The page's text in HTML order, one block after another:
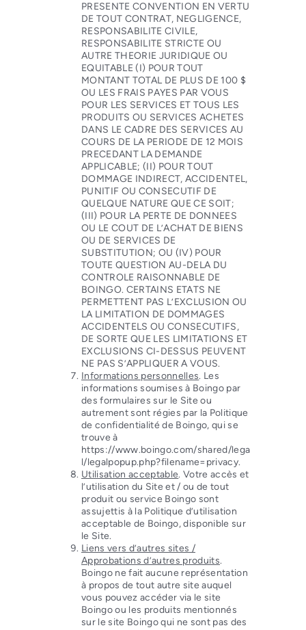
PRESENTE CONVENTION EN VERTU
DE TOUT CONTRAT, NEGLIGENCE,
RESPONSABILITE CIVILE,
RESPONSABILITE STRICTE OU
AUTRE THEORIE JURIDIQUE OU
EQUITABLE (I) POUR TOUT
MONTANT TOTAL DE PLUS DE 100 $
OU LES FRAIS PAYES PAR VOUS
POUR LES SERVICES ET TOUS LES
PRODUITS OU SERVICES ACHETES
DANS LE CADRE DES SERVICES AU
COURS DE LA PERIODE DE 12 MOIS
PRECEDANT LA DEMANDE
APPLICABLE; (II) POUR TOUT
DOMMAGE INDIRECT, ACCIDENTEL,
PUNITIF OU CONSECUTIF DE
QUELQUE NATURE QUE CE SOIT;
(III) POUR LA PERTE DE DONNEES
OU LE COUT DE L’ACHAT DE BIENS
OU DE SERVICES DE
SUBSTITUTION; OU (IV) POUR
TOUTE QUESTION AU-DELA DU
CONTROLE RAISONNABLE DE
BOINGO. CERTAINS ETATS NE
PERMETTENT PAS L’EXCLUSION OU
LA LIMITATION DE DOMMAGES
ACCIDENTELS OU CONSECUTIFS,
DE SORTE QUE LES LIMITATIONS ET
EXCLUSIONS CI-DESSUS PEUVENT
NE PAS S’APPLIQUER A VOUS.
Informations personnelles. Les
informations soumises à Boingo par
des formulaires sur le Site ou
autrement sont régies par la Politique
de confidentialité de Boingo, qui se
trouve à
https://www.boingo.com/shared/lega
l/legalpopup.php?filename=privacy.
Utilisation acceptable. Votre accès et
l’utilisation du Site et / ou de tout
produit ou service Boingo sont
assujettis à la Politique d’utilisation
acceptable de Boingo, disponible sur
le Site.
Liens vers d’autres sites /
Approbations d’autres produits.
Boingo ne fait aucune représentation
à propos de tout autre site auquel
vous pouvez accéder via le site
Boingo ou les produits mentionnés
sur le site Boingo qui ne sont pas des